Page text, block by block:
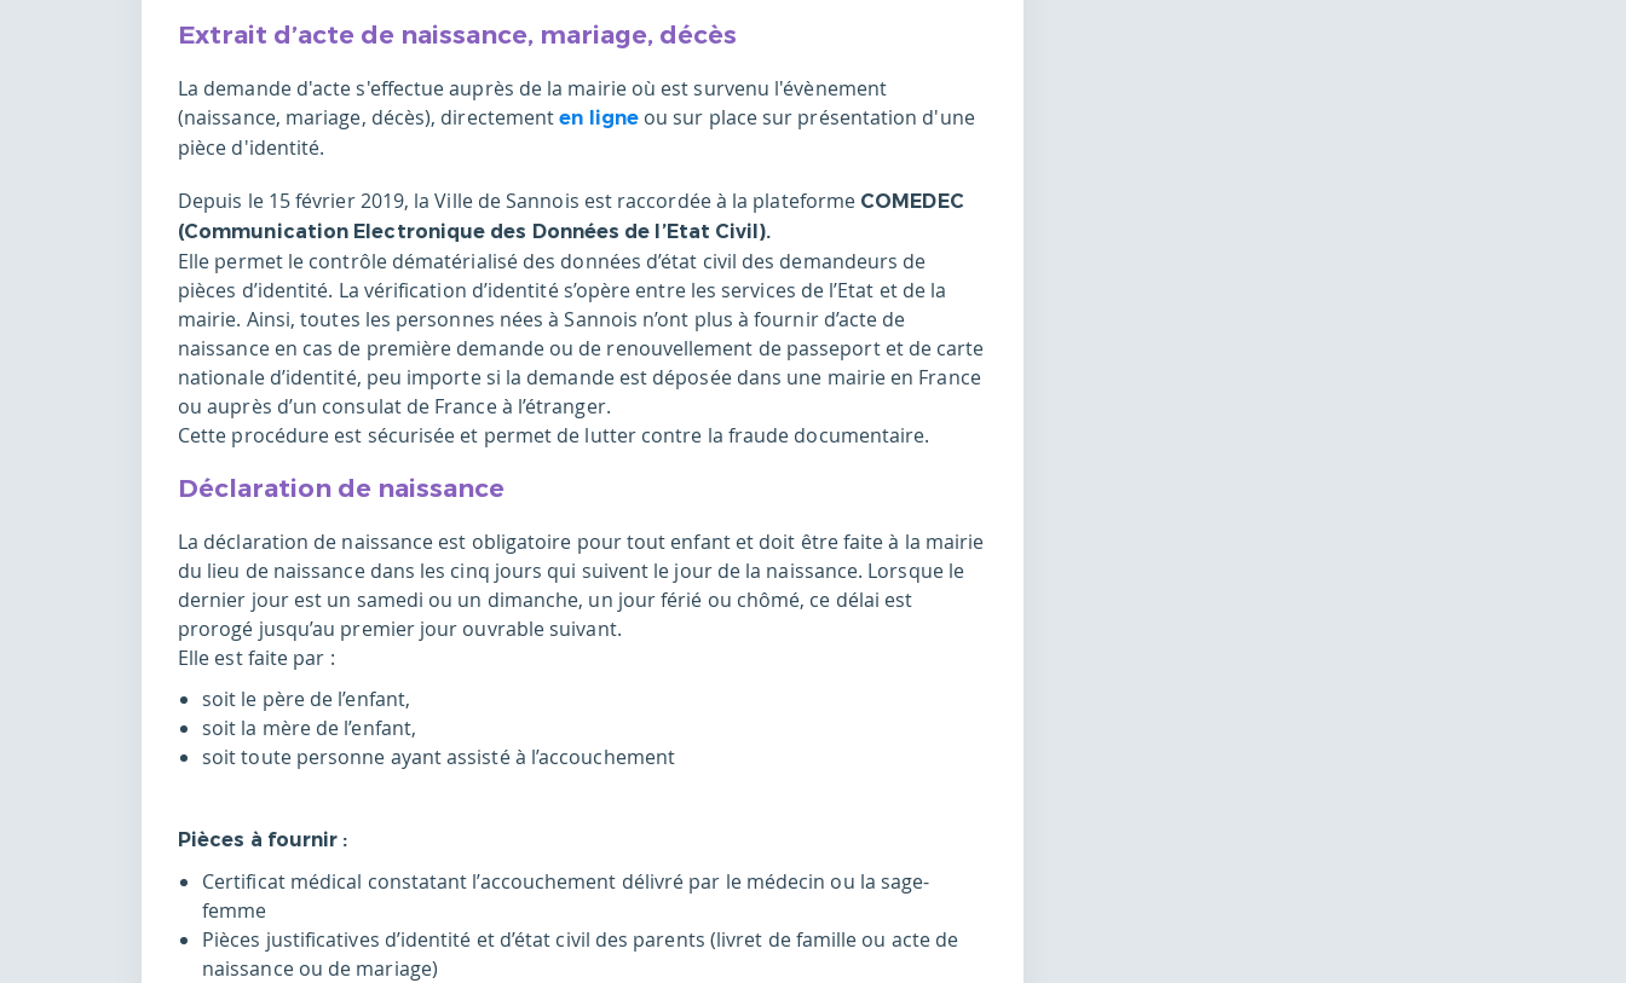
Extrait d’acte de naissance, mariage, décès
La demande d'acte s'effectue auprès de la mairie où est survenu l'évènement
(naissance, mariage, décès), directementen ligneou sur place sur présentation d'une
pièce d'identité.
Depuis le 15 février 2019, la Ville de Sannois est raccordée à la plateforme COMEDEC
(Communication Electronique des Données de l’Etat Civil).
Elle permet le contrôle dématérialisé des données d’état civil des demandeurs de
pièces d’identité. La vérification d’identité s’opère entre les services de l’Etat et de la
mairie. Ainsi, toutes les personnes nées à Sannois n’ont plus à fournir d’acte de
naissance en cas de première demande ou de renouvellement de passeport et de carte
nationale d’identité, peu importe si la demande est déposée dans une mairie en France
ou auprès d’un consulat de France à l’étranger.
Cette procédure est sécurisée et permet de lutter contre la fraude documentaire.
Déclaration de naissance
La déclaration de naissance est obligatoire pour tout enfant et doit être faite à la mairie
du lieu de naissance dans les cinq jours qui suivent le jour de la naissance. Lorsque le
dernier jour est un samedi ou un dimanche, un jour férié ou chômé, ce délai est
prorogé jusqu’au premier jour ouvrable suivant.
Elle est faite par :
soit le père de l’enfant,
soit la mère de l’enfant,
soit toute personne ayant assisté à l’accouchement
Pièces à fournir :
Certificat médical constatant l’accouchement délivré par le médecin ou la sage-
femme
Pièces justificatives d’identité et d’état civil des parents (livret de famille ou acte de
naissance ou de mariage)